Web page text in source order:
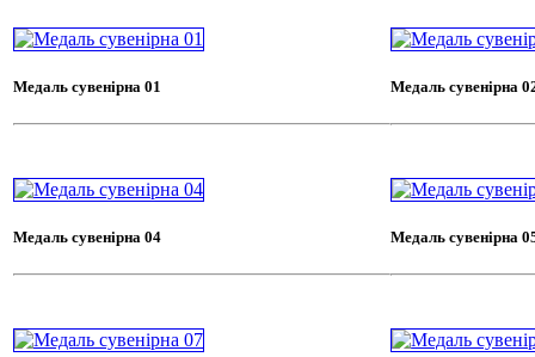
Медаль сувенірна 01 Медаль сувенірна
Медаль сувенірна 04 Медаль сувенірна